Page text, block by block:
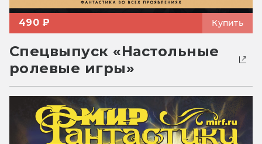
490 ₽ Купить
Спецвыпуск «Настольные
ролевые игры»